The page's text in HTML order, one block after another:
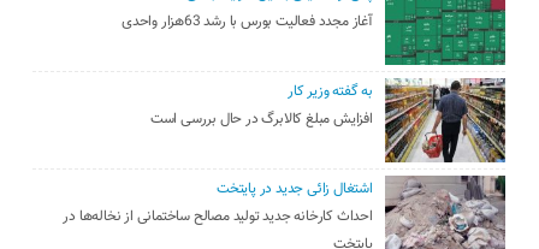
آغاز مجدد فعالیت بورس با رشد 63هزار واحدی
به گفته وزیر کار
افزایش مبلغ کالابرگ در حال بررسی است
اشتغال زائی جدید در پایتخت
احداث کارخانه جدید تولید مصالح ساختمانی از نخاله‌ها در
پایتخت